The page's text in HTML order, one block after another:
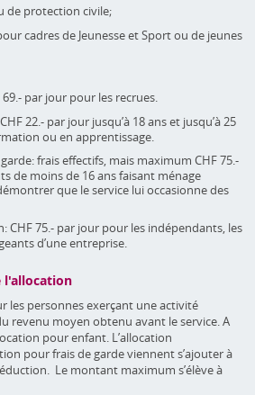
de protection civile;
cadres de Jeunesse et Sport ou de jeunes
par jour pour les recrues.
22.- par jour jusqu’à 18 ans et jusqu’à 25
ou en apprentissage.
frais effectifs, mais maximum CHF 75.-
de moins de 16 ans faisant ménage
que le service lui occasionne des
CHF 75.- par jour pour les indépendants, les
d’une entreprise.
l'allocation
les personnes exerçant une activité
revenu moyen obtenu avant le service. A
pour enfant. L’allocation
pour frais de garde viennent s’ajouter à
Le montant maximum s’élève à